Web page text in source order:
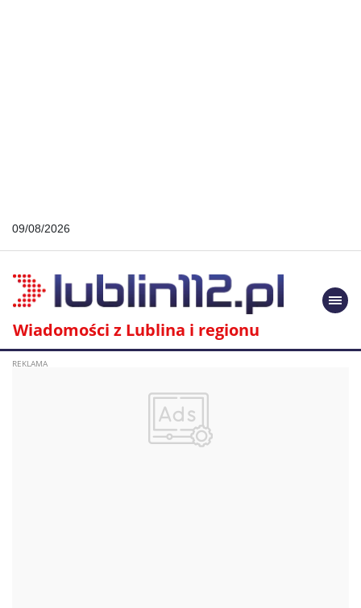
09/08/2026
Wiadomości z Lublina i regionu